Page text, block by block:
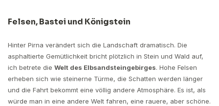
Felsen, Bastei und Königstein
Hinter Pirna verändert sich die Landschaft dramatisch. Die
asphaltierte Gemütlichkeit bricht plötzlich in Stein und Wald auf,
ich betrete die Welt des Elbsandsteingebirges. Hohe Felsen
erheben sich wie steinerne Türme, die Schatten werden länger
und die Fahrt bekommt eine völlig andere Atmosphäre. Es ist, als
würde man in eine andere Welt fahren, eine rauere, aber schöne.